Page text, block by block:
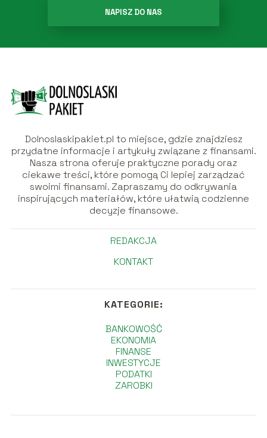
NAPISZ DO NAS
Dolnoslaskipakiet.pl to miejsce, gdzie znajdziesz
przydatne informacje i artykuły związane z finansami.
Nasza strona oferuje praktyczne porady oraz
ciekawe treści, które pomogą Ci lepiej zarządzać
swoimi finansami. Zapraszamy do odkrywania
inspirujących materiałów, które ułatwią codzienne
decyzje finansowe.
REDAKCJA
KONTAKT
KATEGORIE:
BANKOWOŚĆ
EKONOMIA
FINANSE
INWESTYCJE
PODATKI
ZAROBKI